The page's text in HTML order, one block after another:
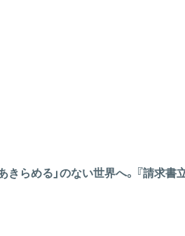
きらめる」のない世界へ。『請求